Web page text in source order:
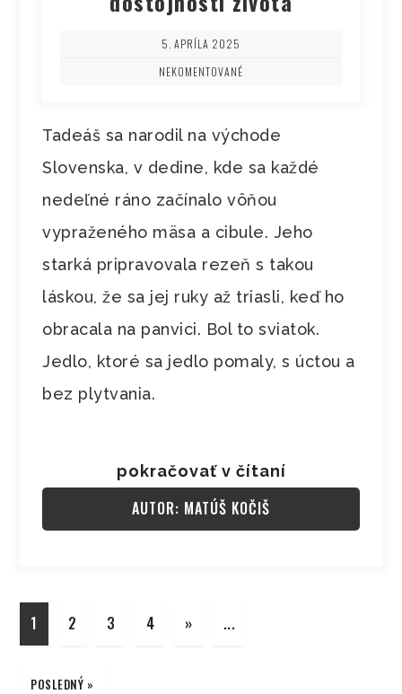
5. APRÍLA 2025
NEKOMENTOVANÉ
Tadeáš sa narodil na východe
Slovenska, v dedine, kde sa každé
nedeľné ráno začínalo vôňou
vypraženého mäsa a cibule. Jeho
starká pripravovala rezeň s takou
láskou, že sa jej ruky až triasli, keď ho
obracala na panvici. Bol to sviatok.
Jedlo, ktoré sa jedlo pomaly, s úctou a
bez plytvania.
pokračovať v čítaní
AUTOR: MATÚŠ KOČIŠ
1 2 3 4 » ...
POSLEDNÝ »